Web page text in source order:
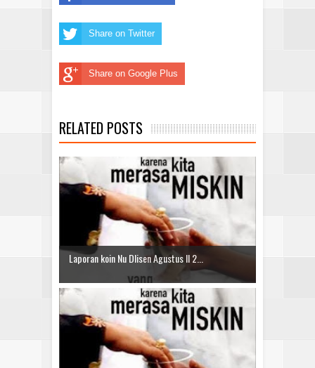
Share on Twitter
Share on Google Plus
RELATED POSTS
Laporan koin Nu Dlisen Agustus II 2...